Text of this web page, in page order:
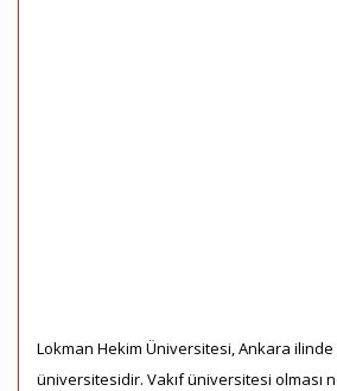
Lokman Hekim Üniversitesi, Ankara
üniversitesidir. Vakıf üniversitesi olması